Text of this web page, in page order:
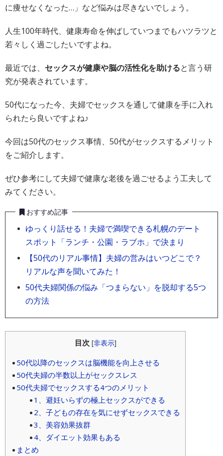
に痩せなくなった…」など悩みは尽きないでしょう。
人生100年時代、健康寿命を伸ばしていつまでもハツラツと
若々しく過ごしたいですよね。
最近では、 セックスが健康や脳の活性化を助けると言う研
究が発表されています。
50代になった今、夫婦でセックスを通して健康を手に入れ
られたら良いですよね♪
今回は50代のセックス事情、50代がセックスするメリット
をご紹介します。
ぜひ参考にして夫婦で健康な老後を過ごせるよう工夫して
みてください。
おすすめ記事
ゆっくり話せる！夫婦で満喫できる札幌のデート
スポット「ランチ・公園・ラブホ」で決まり
【50代のリアル事情】夫婦の営みはいつどこで？
リアルな声を聞いてみた！
50代夫婦関係の悩み「つまらない」を脱却する5つ
の方法
目次 [非表示]
50代以降のセックスは脳機能を向上させる
50代夫婦の半数以上がセックスレス
50代夫婦でセックスする4つのメリット
1、避妊いらずの極上セックスができる
2、子どもの存在を気にせずセックスできる
3、美容効果抜群
4、ダイエット効果もある
まとめ